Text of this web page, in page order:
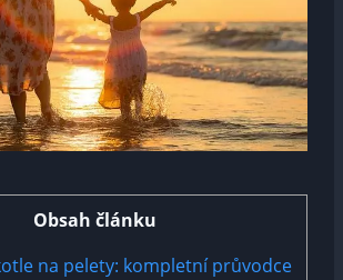
Obsah článku
na pelety: kompletní průvodce